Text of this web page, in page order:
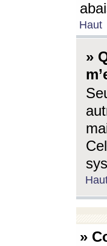
Haut
»
»